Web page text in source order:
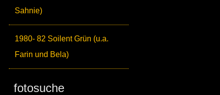
Sahnie)
1980- 82 Soilent Grün (u.a.
Farin und Bela)
fotosuche